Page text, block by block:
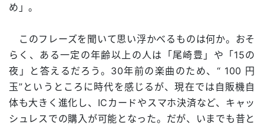
め」。
このフレーズを聞いて思い浮かべるものは何か。おそ
らく、ある一定の年齢以上の人は「尾崎豊」や「15の
夜」と答えるだろう。30年前の楽曲のため、“ 100 円
玉”というところに時代を感じるが、現在では自販機自
体も大きく進化し、ICカードやスマホ決済など、キャッ
シュレスでの購入が可能となった。だが、いまでも昔と